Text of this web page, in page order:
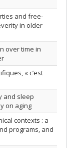
and free‐
in older
over time in
« c’est
and sleep
on aging
contexts : a
programs, and